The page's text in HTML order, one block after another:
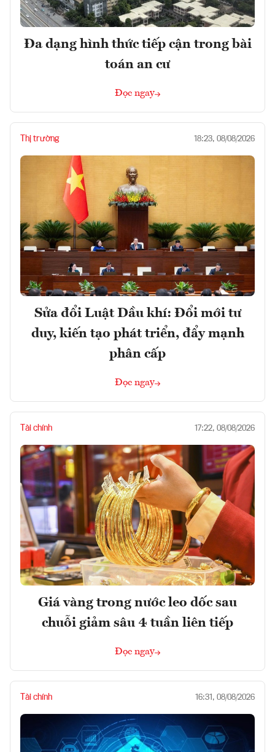
Đa dạng hình thức tiếp cận trong bài
toán an cư
Đọc ngay
Thị trường 18:23, 08/08/2026
Sửa đổi Luật Dầu khí: Đổi mới tư
duy, kiến tạo phát triển, đẩy mạnh
phân cấp
Đọc ngay
Tài chính 17:22, 08/08/2026
Giá vàng trong nước leo dốc sau
chuỗi giảm sâu 4 tuần liên tiếp
Đọc ngay
Tài chính 16:31, 08/08/2026